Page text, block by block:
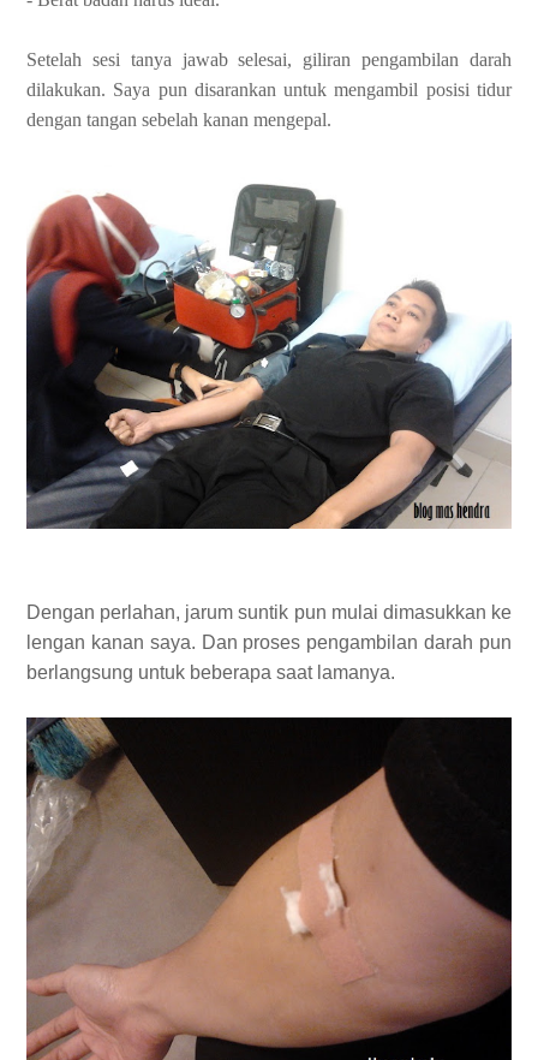
Setelah sesi tanya jawab selesai, giliran pengambilan darah
dilakukan. Saya pun disarankan untuk mengambil posisi tidur
dengan tangan sebelah kanan mengepal.
Dengan perlahan, jarum suntik pun mulai dimasukkan ke
lengan kanan saya. Dan proses pengambilan darah pun
berlangsung untuk beberapa saat lamanya.